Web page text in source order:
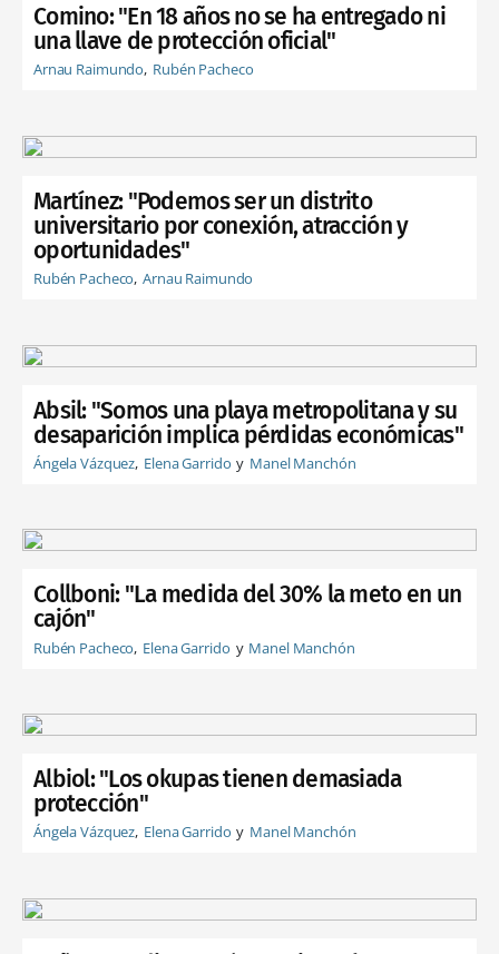
Comino: "En 18 años no se ha entregado ni
una llave de protección oficial"
Arnau Raimundo Rubén Pacheco
Martínez: "Podemos ser un distrito
universitario por conexión, atracción y
oportunidades"
Rubén Pacheco Arnau Raimundo
Absil: "Somos una playa metropolitana y su
desaparición implica pérdidas económicas"
Ángela Vázquez Elena Garrido Manel Manchón
Collboni: "La medida del 30% la meto en un
cajón"
Rubén Pacheco Elena Garrido Manel Manchón
Albiol: "Los okupas tienen demasiada
protección"
Ángela Vázquez Elena Garrido Manel Manchón